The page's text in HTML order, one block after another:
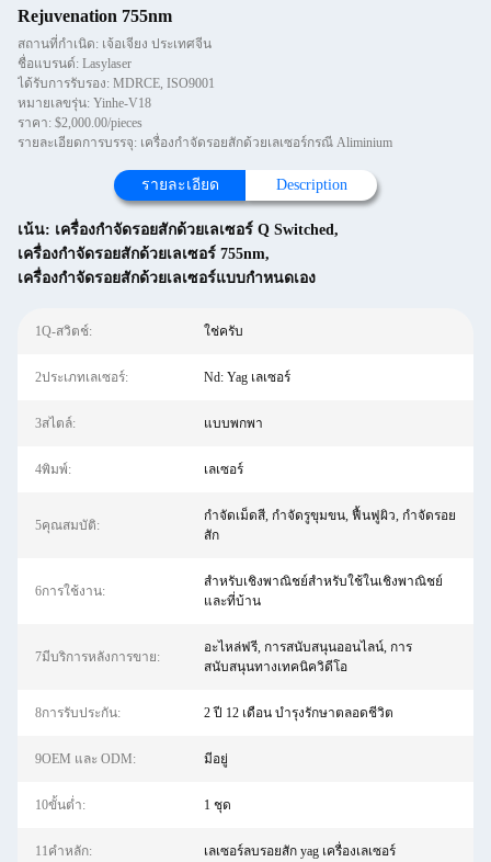
Rejuvenation 755nm
สถานที่กำเนิด: เจ้อเจียง ประเทศจีน
ชื่อแบรนด์: Lasylaser
ได้รับการรับรอง: MDRCE, ISO9001
หมายเลขรุ่น: Yinhe-V18
ราคา: $2,000.00/pieces
รายละเอียดการบรรจุ: เครื่องกำจัดรอยสักด้วยเลเซอร์กรณี Aliminium
รายละเอียด Description
เน้น: เครื่องกำจัดรอยสักด้วยเลเซอร์ Q Switched,
เครื่องกำจัดรอยสักด้วยเลเซอร์ 755nm,
เครื่องกำจัดรอยสักด้วยเลเซอร์แบบกำหนดเอง
1Q-สวิตช์: ใช่ครับ
2ประเภทเลเซอร์: Nd: Yag เลเซอร์
3สไตล์: แบบพกพา
4พิมพ์: เลเซอร์
5คุณสมบัติ:
กำจัดเม็ดสี, กำจัดรูขุมขน, ฟื้นฟูผิว, กำจัดรอย
สัก
6การใช้งาน:
สำหรับเชิงพาณิชย์สำหรับใช้ในเชิงพาณิชย์
และที่บ้าน
7มีบริการหลังการขาย:
อะไหล่ฟรี, การสนับสนุนออนไลน์, การ
สนับสนุนทางเทคนิควิดีโอ
8การรับประกัน: 2 ปี 12 เดือน บำรุงรักษาตลอดชีวิต
9OEM และ ODM: มีอยู่
10ขั้นต่ำ: 1 ชุด
11คำหลัก: เลเซอร์ลบรอยสัก yag เครื่องเลเซอร์